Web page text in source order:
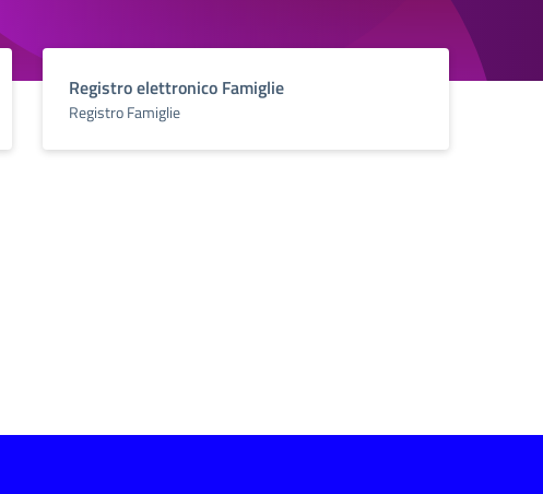
Registro elettronico Famiglie
Registro Famiglie